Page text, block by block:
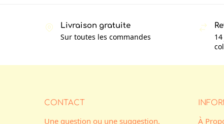
Livraison gratuite
Sur toutes les commandes
CONTACT
Une question ou une suggestion,
À